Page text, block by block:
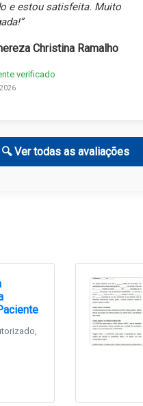
e estou satisfeita. Muito
Christina Ramalho
verificado
🔍 Ver todas as avaliações